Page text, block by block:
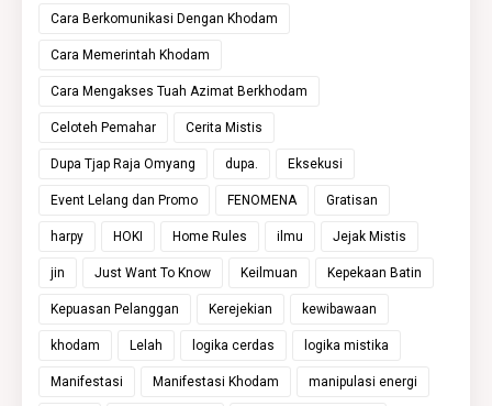
Cara Berkomunikasi Dengan Khodam
Cara Memerintah Khodam
Cara Mengakses Tuah Azimat Berkhodam
Celoteh Pemahar Cerita Mistis
Dupa Tjap Raja Omyang dupa. Eksekusi
Event Lelang dan Promo FENOMENA Gratisan
harpy HOKI Home Rules ilmu Jejak Mistis
jin Just Want To Know Keilmuan Kepekaan Batin
Kepuasan Pelanggan Kerejekian kewibawaan
khodam Lelah logika cerdas logika mistika
Manifestasi Manifestasi Khodam manipulasi energi